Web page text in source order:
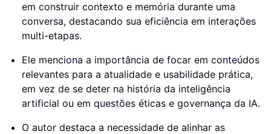
em construir contexto e memória durante uma
conversa, destacando sua eficiência em interações
multi-etapas.
Ele menciona a importância de focar em conteúdos
relevantes para a atualidade e usabilidade prática,
em vez de se deter na história da inteligência
artificial ou em questões éticas e governança da IA.
O autor destaca a necessidade de alinhar as